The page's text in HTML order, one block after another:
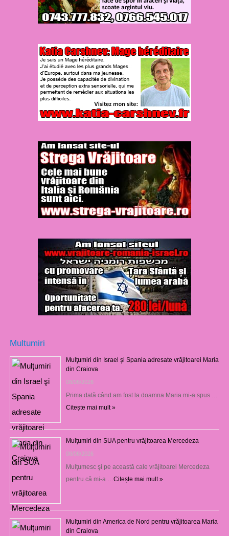
Multumiri
Mulţumiri din Israel şi Spania adresate vrăjitoarei Maria
din Craiova
08/08/2026
Prima dată când am fost la doamna Maria mi-a spus …
Citește mai mult »
Mulţumiri din SUA pentru vrăjitoarea Mercedeza
08/08/2026
Mulţumesc şi pe această cale vrăjitoarei Mercedeza
pentru că mi-a … Citește mai mult »
Mulţumiri din America de Nord pentru vrăjitoarea Maria
din Craiova